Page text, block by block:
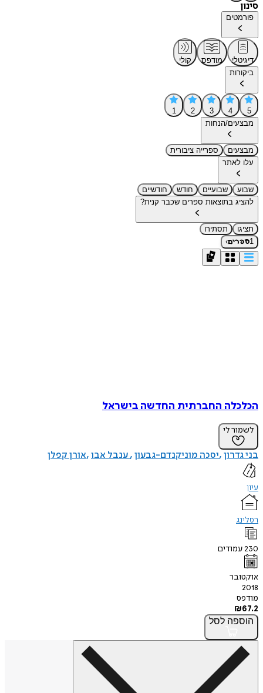
סינון
פורמטים
דיגיטלי מודפס
קולי
ביקורות
5
4
3
2
1
מבצעים/הנחות
מבצעים
ספרייה ציבורית
עלו לאתר
שבוע שבועיים חודש
חודשיים
להציג בתוצאות ספרים שכבר קנית?
תציגו
תסתירו
1ספרים›
הכלכלה החברתית החדשה בישראל
לשמור לי
בני גדרון יסכה מוניקנדם-גבעון ענבל אבו אורן קפלן
עיון
רסלינג
230עמודים
אוקטובר
2018
מודפס
₪67.2
הוספה לסל